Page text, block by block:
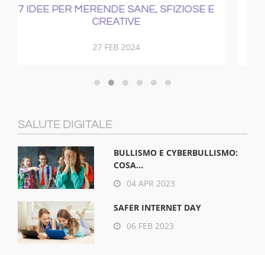
COME CURARE IL RAFFREDDORE
21 NOV 2017
SALUTE DIGITALE
BULLISMO E CYBERBULLISMO:
COSA...
04 APR 2023
SAFER INTERNET DAY
06 FEB 2023